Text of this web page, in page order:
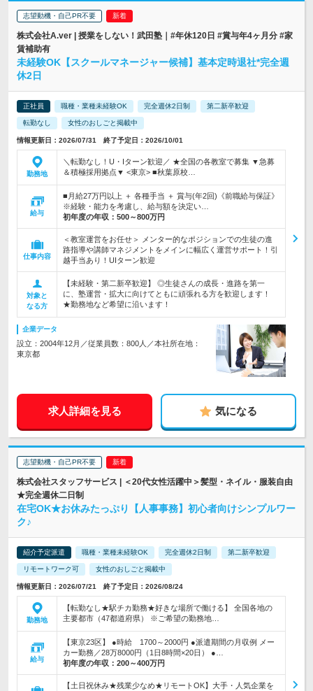
志望動機・自己PR不要
株式会社A.ver | 授業をしない！武田塾｜#年休120日 #賞与年4ヶ月分 #家
賃補助有
未経験OK【スクールマネージャー候補】基本定時退社*完全週
休2日
正社員 職種・業種未経験OK 完全週休2日制 第二新卒歓迎
転勤なし 女性のおしごと掲載中
情報更新日：2026/07/31 終了予定日：2026/10/01
勤務地
＼転勤なし！U・Iターン歓迎／ ★全国の各教室で募集 ▼急募
＆積極採用拠点▼ <東京> ■秋葉原校…
給与
■月給27万円以上 ＋ 各種手当 ＋ 賞与(年2回)《前職給与保証》
※経験・能力を考慮し、給与額を決定い…
初年度の年収： 500～800万円
仕事内容
＜教室運営をお任せ＞ メンター的なポジションでの生徒の進
路指導や講師マネジメントをメインに幅広く運営サポート！引
越手当あり！UIターン歓迎
対象と
なる方
【未経験・第二新卒歓迎】 ◎生徒さんの成長・進路を第一
に、塾運営・拡大に向けてともに頑張れる方を歓迎します！
★勤務地など希望に沿います！
企業データ
設立：2004年12月／従業員数：800人／本社所在地：
東京都
求人詳細を見る 気になる
志望動機・自己PR不要
株式会社スタッフサービス | ＜20代女性活躍中＞髪型・ネイル・服装自由
★完全週休二日制
在宅OK★お休みたっぷり【人事事務】初心者向けシンプルワー
ク♪
紹介予定派遣 職種・業種未経験OK 完全週休2日制 第二新卒歓迎
リモートワーク可 女性のおしごと掲載中
情報更新日：2026/07/21 終了予定日：2026/08/24
勤務地
【転勤なし★駅チカ勤務★好きな場所で働ける】 全国各地の
主要都市（47都道府県） ※ご希望の勤務地…
給与
【東京23区】 ●時給 1700～2000円 ●派遣期間の月収例 メー
カー勤務／28万8000円（1日8時間×20日） ●…
初年度の年収： 200～400万円
【土日祝休み★残業少なめ★リモートOK】大手・人気企業を